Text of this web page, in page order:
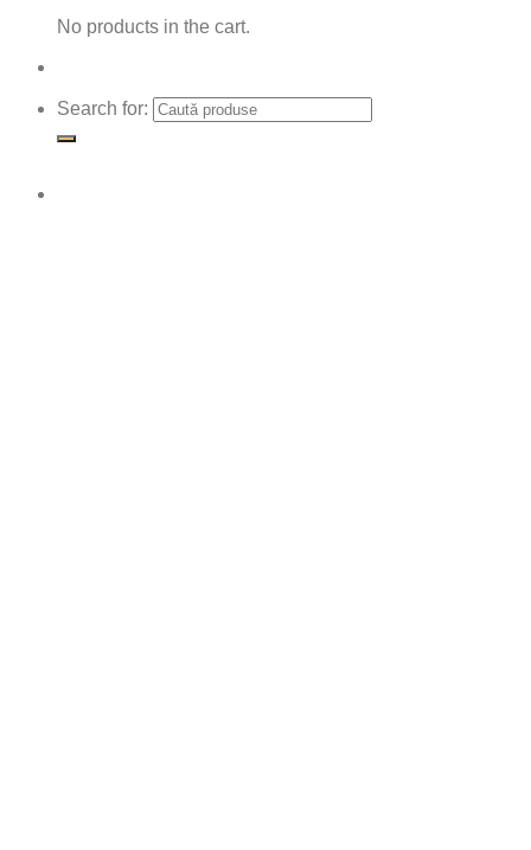
No products in the cart.
Search for: